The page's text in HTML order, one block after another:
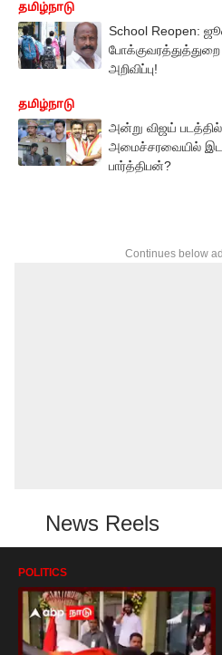
தமிழ்நாடு
School Reopen:
அறிவிப்பு!
தமிழ்நாடு
அன்று விஜய்
அமைச்சரவையில்
பார்த்திபன்?
Continues below
News Reels
POLITICS